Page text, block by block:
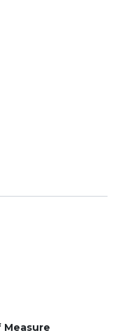
Measure